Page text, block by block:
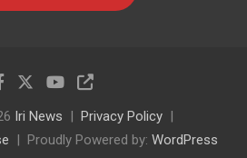
Iri News
Privacy Policy
Proudly Powered by: WordPress